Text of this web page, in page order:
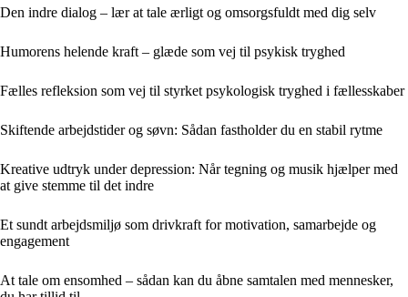
Den indre dialog – lær at tale ærligt og omsorgsfuldt med dig selv
Humorens helende kraft – glæde som vej til psykisk tryghed
Fælles refleksion som vej til styrket psykologisk tryghed i fællesskaber
Skiftende arbejdstider og søvn: Sådan fastholder du en stabil rytme
Kreative udtryk under depression: Når tegning og musik hjælper med
at give stemme til det indre
Et sundt arbejdsmiljø som drivkraft for motivation, samarbejde og
engagement
At tale om ensomhed – sådan kan du åbne samtalen med mennesker,